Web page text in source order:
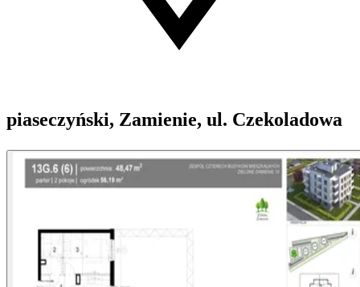
piaseczyński, Zamienie, ul. Czekoladowa